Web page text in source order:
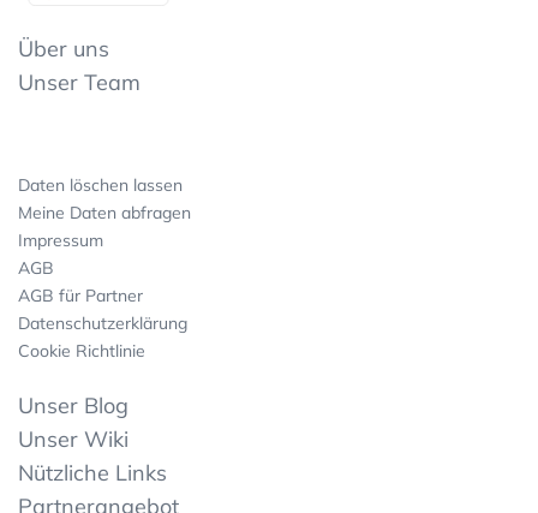
Über uns
Unser Team
Daten löschen lassen
Meine Daten abfragen
Impressum
AGB
AGB für Partner
Datenschutzerklärung
Cookie Richtlinie
Unser Blog
Unser Wiki
Nützliche Links
Partnerangebot